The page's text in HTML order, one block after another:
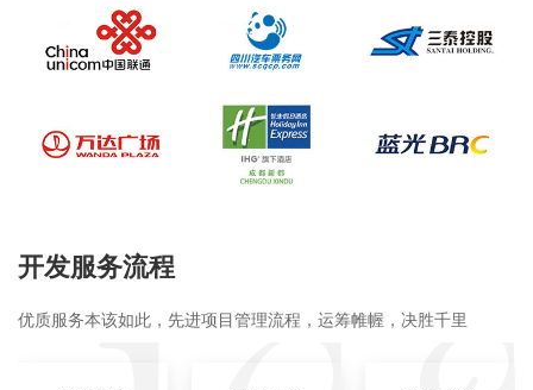
开发服务流程
优质服务本该如此，先进项目管理流程，运筹帷幄，决胜千里